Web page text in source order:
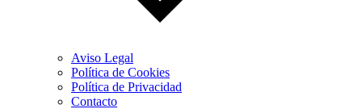
Aviso Legal
Política de Cookies
Política de Privacidad
Contacto